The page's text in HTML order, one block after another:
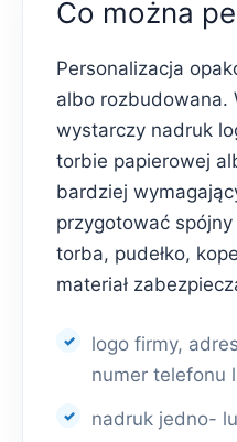
Co można
Personalizacja
albo rozbudowana.
wystarczy nadruk
torbie papierowej
bardziej
przygotować
torba, pudełko,
materiał
logo firmy,
numer telefonu
nadruk jedno-